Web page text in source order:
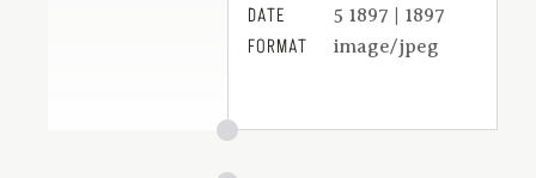
DATE 5 1897 | 1897
FORMAT image/jpeg